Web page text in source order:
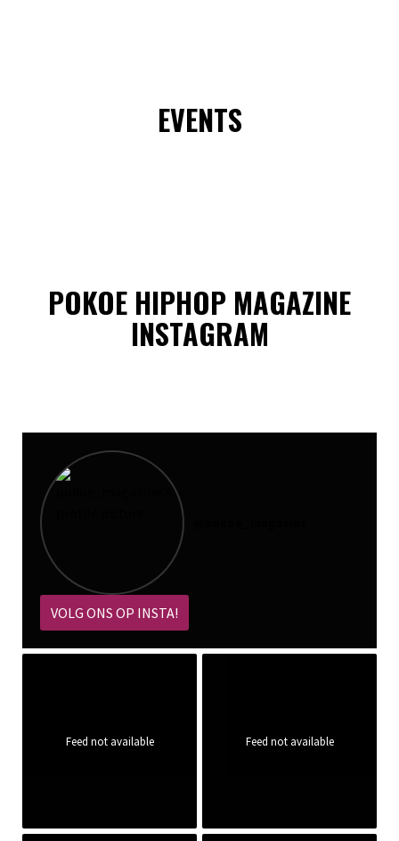
EVENTS
POKOE HIPHOP MAGAZINE
INSTAGRAM
VOLG ONS OP INSTA!
Feed not available Feed not available